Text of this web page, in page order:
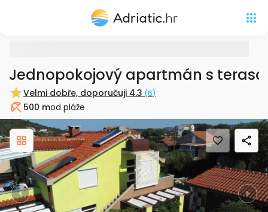
Jednopokojový apartmán s
Velmi dobře, doporučuji 4.3 (6)
Pláž 500 mod pláže
Previous Next